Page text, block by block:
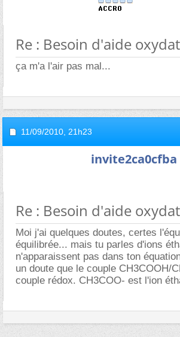
Re : Besoin d'aide
ça m'a l'air pas mal...
11/09/2010, 21h23
invite2ca0cfba
Re : Besoin d'aide
Moi j'ai quelques doutes, certes
équilibrée... mais tu parles d'ions
n'apparaissent pas dans ton
un doute que le couple CH3COOH/
couple rédox. CH3COO- est l'ion